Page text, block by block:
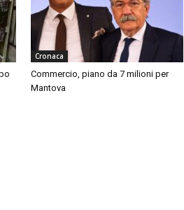
Cronaca
Commercio, piano da 7 milioni per
Mantova